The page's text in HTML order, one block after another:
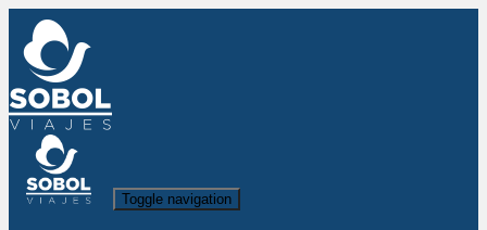
Toggle navigation